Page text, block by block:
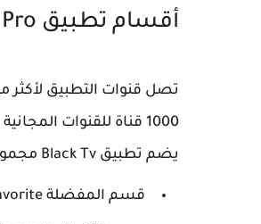
أقسام تطبيق BLACK TV Pro
1000 قناة للقنوات المجانية والمشفرة والباقي متفرق بين قنوات أفلام وقنوات مسلسلات وغيرها...
يضم تطبيق Black Tv مجموعة من الأقسام:
قسم المفضلة Favorite